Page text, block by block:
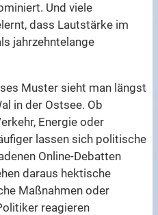
Und viele
dass Lautstärke im
jahrzehntelange
Muster sieht man längst
in der Ostsee. Ob
Energie oder
lassen sich politische
Online-Debatten
daraus hektische
Maßnahmen oder
reagieren